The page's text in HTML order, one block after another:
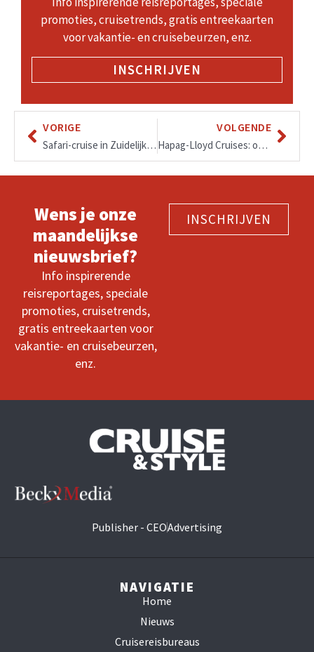
promoties, cruisetrends, gratis entreekaarten
voor vakantie- en cruisebeurzen, enz.
INSCHRIJVEN
VORIGE
Safari-cruise in Zuidelijk Afrika: Zuid-Afrika – Botswana – Namibië – Zimbabwe
VOLGENDE
Hapag-Lloyd Cruises: op expeditie naar het noorderlicht in Noorwegen
Wens je onze
maandelijkse
nieuwsbrief?
Info inspirerende
reisreportages, speciale
promoties, cruisetrends,
gratis entreekaarten voor
vakantie- en cruisebeurzen,
enz.
INSCHRIJVEN
Publisher - CEOAdvertising
NAVIGATIE
Home
Nieuws
Cruisereisbureaus